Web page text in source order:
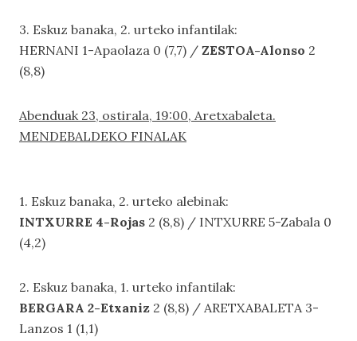
3. Eskuz banaka, 2. urteko infantilak:
HERNANI 1-Apaolaza 0 (7,7) / ZESTOA-Alonso 2
(8,8)
Abenduak 23, ostirala, 19:00, Aretxabaleta.
MENDEBALDEKO FINALAK
1. Eskuz banaka, 2. urteko alebinak:
INTXURRE 4-Rojas 2 (8,8) / INTXURRE 5-Zabala 0
(4,2)
2. Eskuz banaka, 1. urteko infantilak:
BERGARA 2-Etxaniz 2 (8,8) / ARETXABALETA 3-
Lanzos 1 (1,1)